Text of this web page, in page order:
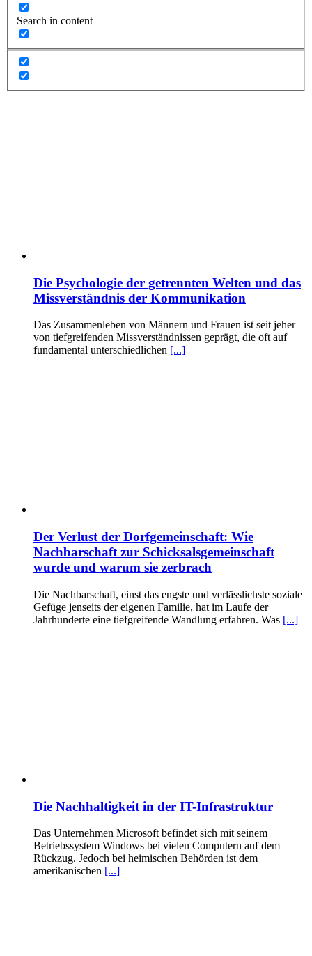
Search in content
Die Psychologie der getrennten Welten und das
Missverständnis der Kommunikation
Das Zusammenleben von Männern und Frauen ist seit jeher
von tiefgreifenden Missverständnissen geprägt, die oft auf
fundamental unterschiedlichen [...]
Der Verlust der Dorfgemeinschaft: Wie
Nachbarschaft zur Schicksalsgemeinschaft
wurde und warum sie zerbrach
Die Nachbarschaft, einst das engste und verlässlichste soziale
Gefüge jenseits der eigenen Familie, hat im Laufe der
Jahrhunderte eine tiefgreifende Wandlung erfahren. Was [...]
Die Nachhaltigkeit in der IT-Infrastruktur
Das Unternehmen Microsoft befindet sich mit seinem
Betriebssystem Windows bei vielen Computern auf dem
Rückzug. Jedoch bei heimischen Behörden ist dem
amerikanischen [...]